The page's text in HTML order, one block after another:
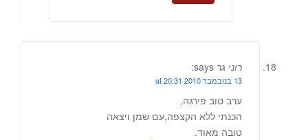
רוני גר says:
13 בנובמבר 2010 at 20:31
ערב טוב פירגה,
הכנתי ללא הקצפה,עם שמן ויצאה
טובה מאוד.